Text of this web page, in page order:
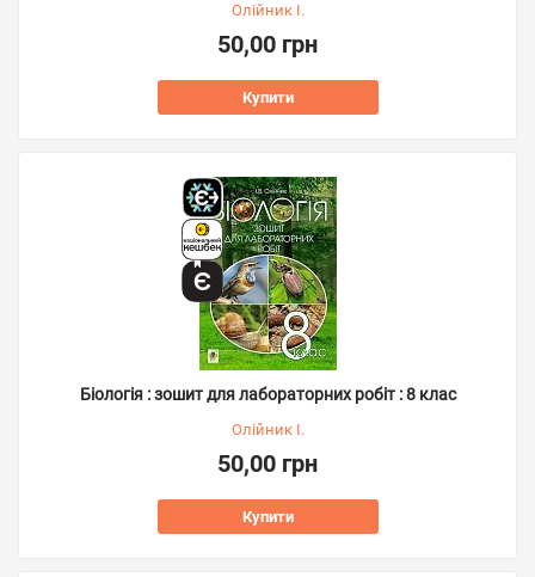
Олійник І.
50,00 грн
Купити
Біологія : зошит для лабораторних робіт : 8 клас
Олійник І.
50,00 грн
Купити